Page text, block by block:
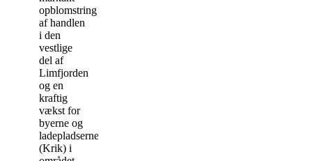
opblomstring
af handlen
i den
vestlige
del af
Limfjorden
og en
kraftig
vækst for
byerne og
ladepladserne
(Krik) i